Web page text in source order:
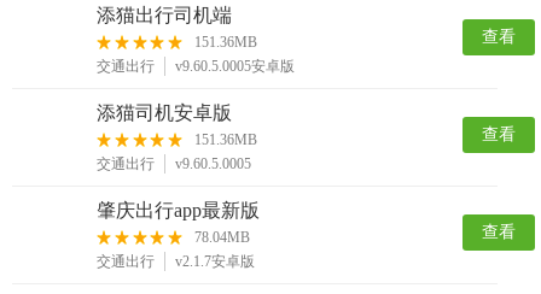
添猫出行司机端
151.36MB
交通出行
v9.60.5.0005安卓版
查看
添猫司机安卓版
151.36MB
交通出行
v9.60.5.0005
查看
肇庆出行app最新版
78.04MB
交通出行
v2.1.7安卓版
查看